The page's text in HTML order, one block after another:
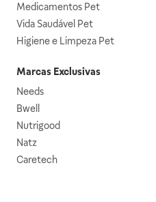
Medicamentos Pet
Vida Saudável Pet
Higiene e Limpeza Pet
Marcas Exclusivas
Needs
Bwell
Nutrigood
Natz
Caretech